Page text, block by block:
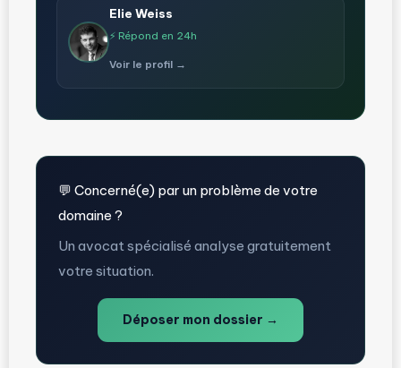
Elie Weiss
⚡ Répond en 24h
Voir le profil →
💬 Concerné(e) par un problème de votre
domaine ?
Un avocat spécialisé analyse gratuitement
votre situation.
Déposer mon dossier →